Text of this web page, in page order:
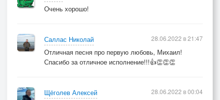
Очень хорошо!
Саллас Николай
Отличная песня про первую любовь, Михаил!
Спасибо за отличное исполнение!!!👍👏👏👏
28.06.2022 в 21:47
Щёголев Алексей
28.06.2022 в 00:04